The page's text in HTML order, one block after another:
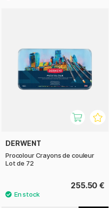
DERWENT
Procolour Crayons de couleur
Lot de 72
255.50 €